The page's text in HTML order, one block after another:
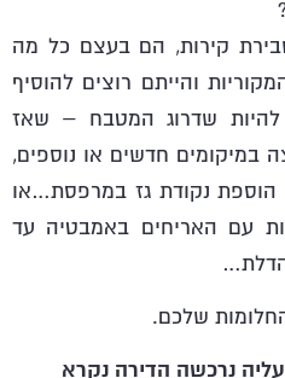
שבירת קירות, הם בעצם כל מה
והייתם רוצים להוסיף
להיות שדרוג המטבח – שאז
במיקומים חדשים או נוספים,
נקודת גז במרפסת…או
עם האריחים באמבטיה עד
שלכם.
נרכשה הדירה נקרא